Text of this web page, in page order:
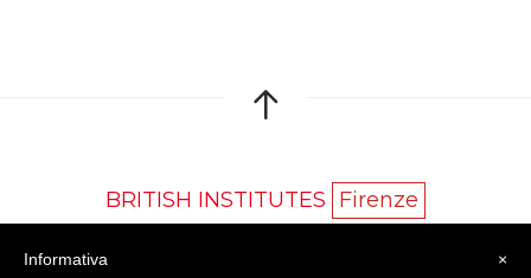
BRITISH INSTITUTES Firenze
via Taddeo Alderotti, 26/F - 50139 Firenze (FI)
×
Informativa